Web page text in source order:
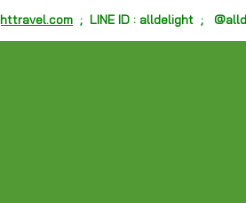
; LINE ID : alldelight ;